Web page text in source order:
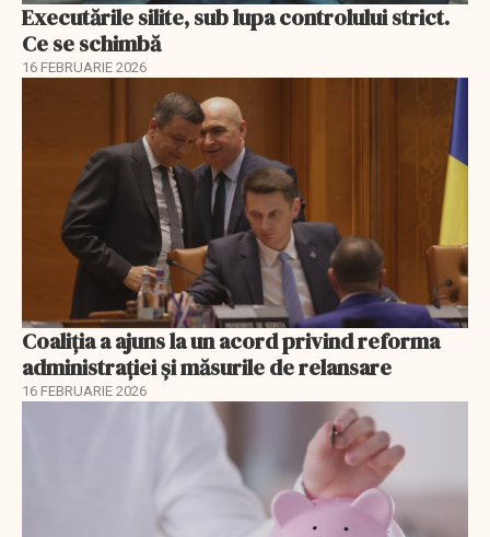
Executările silite, sub lupa controlului strict.
Ce se schimbă
16 FEBRUARIE 2026
Coaliția a ajuns la un acord privind reforma
administrației și măsurile de relansare
16 FEBRUARIE 2026